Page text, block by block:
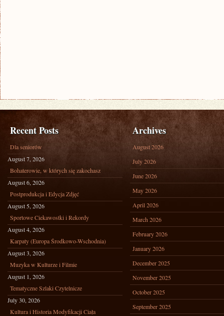
Recent Posts
Dla seniorów
August 7, 2026
Bohaterowie, w których się zakochasz
August 6, 2026
Postprodukcja i Edycja Zdjęć
August 5, 2026
Sportowe Ciekawostki i Rekordy
August 4, 2026
Karpaty (Europa Środkowo-Wschodnia)
August 3, 2026
Muzyka w Kulturze i Filmie
August 1, 2026
Tematyczne Szlaki Czytelnicze
July 30, 2026
Kultura i Historia Modyfikacji Ciała
Archives
August 2026
July 2026
June 2026
May 2026
April 2026
March 2026
February 2026
January 2026
December 2025
November 2025
October 2025
September 2025